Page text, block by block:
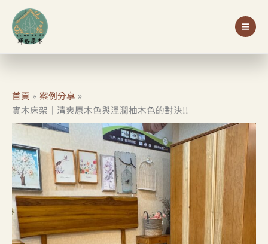
首頁
案例分享
實木床架｜清爽原木色與溫潤柚木色的對決!!